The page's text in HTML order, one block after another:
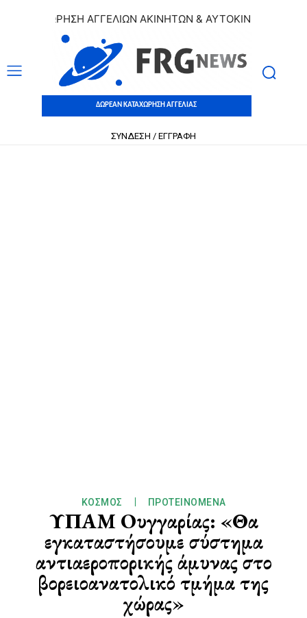
ΑΓΓΕΛΙΩΝ ΑΚΙΝΗΤΩΝ & ΑΥΤΟΚΙΝΗΤΩΝ |
ΔΩΡΕΑΝ ΚΑΤΑΧΩΡΗΣΗ ΑΓΓΕΛΙΑΣ
ΣΥΝΔΕΣΗ / ΕΓΓΡΑΦΗ
ΚΌΣΜΟΣ ΠΡΟΤΕΙΝΌΜΕΝΑ
ΥΠΑΜ Ουγγαρίας: «Θα
εγκαταστήσουμε σύστημα
αντιαεροπορικής άμυνας στο
βορειοανατολικό τμήμα της
χώρας»